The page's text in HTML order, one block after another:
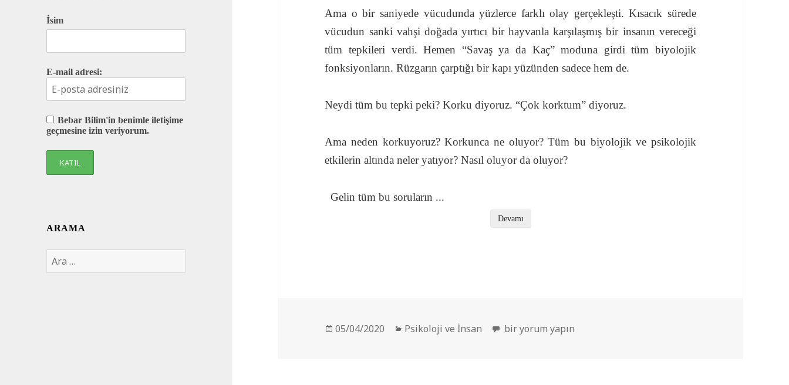
İsim
E-mail adresi:
Bebar Bilim'in benimle iletişime
geçmesine izin veriyorum.
ARAMA
Arama:
Ama o bir saniyede vücudunda yüzlerce farklı olay gerçekleşti. Kısacık sürede
vücudun sanki vahşi doğada yırtıcı bir hayvanla karşılaşmış bir insanın vereceği
tüm tepkileri verdi. Hemen “Savaş ya da Kaç” moduna girdi tüm biyolojik
fonksiyonların. Rüzgarın çarptığı bir kapı yüzünden sadece hem de.
Neydi tüm bu tepki peki? Korku diyoruz. “Çok korktum” diyoruz.
Ama neden korkuyoruz? Korkunca ne oluyor? Tüm bu biyolojik ve psikolojik
etkilerin altında neler yatıyor? Nasıl oluyor da oluyor?
Gelin tüm bu soruların ...
Devamı
Yayın
05/04/2020 Kategoriler
Psikoloji ve İnsan Neden Korkuyoruz? – Korkunun Bilimi. için
bir yorum yapın